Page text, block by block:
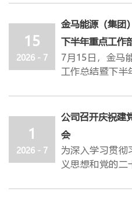
15
2026 - 7
金马能源（集团
下半年重点工作
7月15日， 金马
工作总结暨下半
析下半年面临的
部署下半年各
营班子成员，
议。
会议先后听取了
1
2026 - 7
公司召开庆祝
会
为深入学习贯彻
义思想和党的二
党员树立和践行